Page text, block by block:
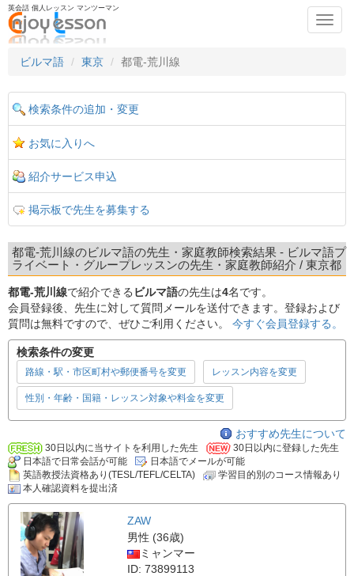
英会話 個人レッスン マンツーマン
ビルマ語
東京 都電-荒川線
検索条件の追加・変更
お気に入りへ
紹介サービス申込
掲示板で先生を募集する
都電-荒川線のビルマ語の先生・家庭教師検索結果 - ビルマ語プ
ライベート・グループレッスンの先生・家庭教師紹介 / 東京都
都電-荒川線で紹介できる ビルマ語の先生は4名です。
会員登録後、先生に対して質問メールを送付できます。登録および
質問は無料ですので、ぜひご利用ください。 今すぐ会員登録する。
検索条件の変更
路線・駅・市区町村や郵便番号を変更 レッスン内容を変更
性別・年齢・国籍・レッスン対象や料金を変更
おすすめ先生について
30日以内に当サイトを利用した先生
30日以内に登録した先生
日本語で日常会話が可能
日本語でメールが可能
英語教授法資格あり(TESL/TEFL/CELTA)
学習目的別のコース情報あり
本人確認資料を提出済
ZAW
男性 (36歳)
ミャンマー
ID: 73899113